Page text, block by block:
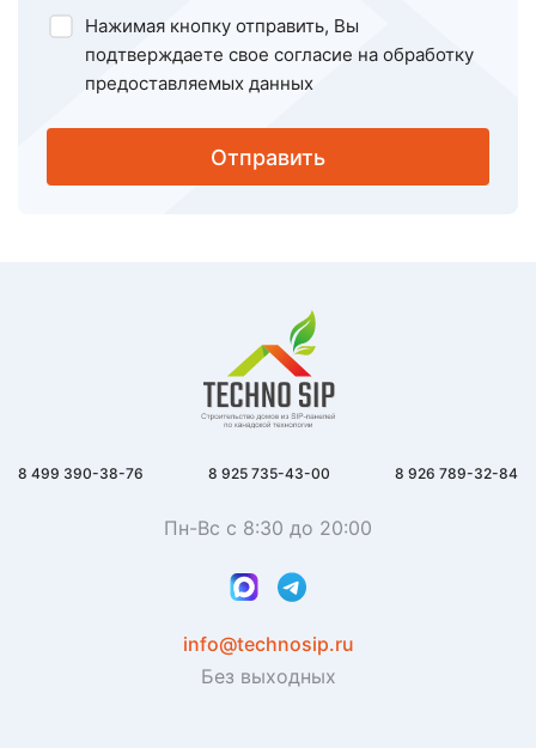
Нажимая кнопку отправить, Вы
подтверждаете свое согласие на обработку
предоставляемых данных
Отправить
8 499 390-38-76 8 925 735-43-00 8 926 789-32-84
Пн-Вс с 8:30 до 20:00
info@technosip.ru
Без выходных